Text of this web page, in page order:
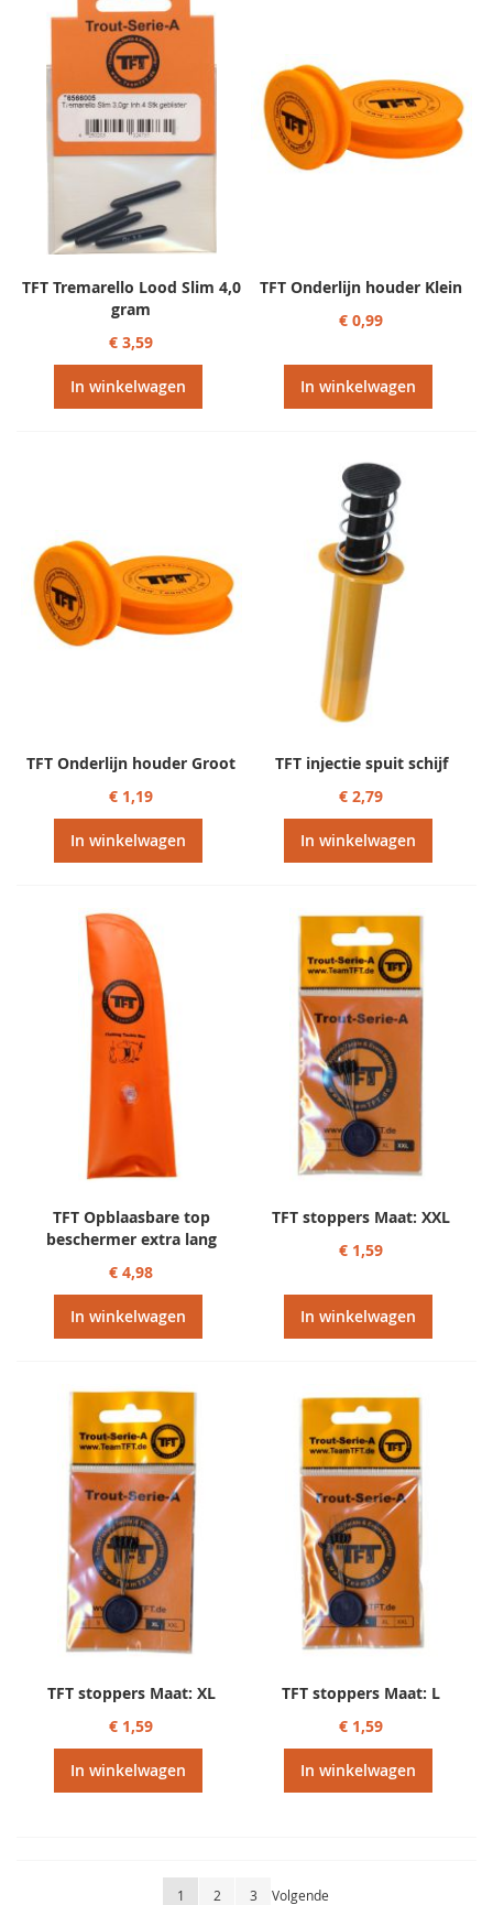
TFT Tremarello Lood Slim 4,0
gram
€ 3,59
In winkelwagen
TFT Onderlijn houder Klein
€ 0,99
In winkelwagen
TFT Onderlijn houder Groot
€ 1,19
In winkelwagen
TFT injectie spuit schijf
€ 2,79
In winkelwagen
TFT Opblaasbare top
beschermer extra lang
€ 4,98
In winkelwagen
TFT stoppers Maat: XXL
€ 1,59
In winkelwagen
TFT stoppers Maat: XL
€ 1,59
In winkelwagen
TFT stoppers Maat: L
€ 1,59
In winkelwagen
Pagina
U lees momenteel pagina
1 Pagina
2 Pagina
3 Pagina
Volgende